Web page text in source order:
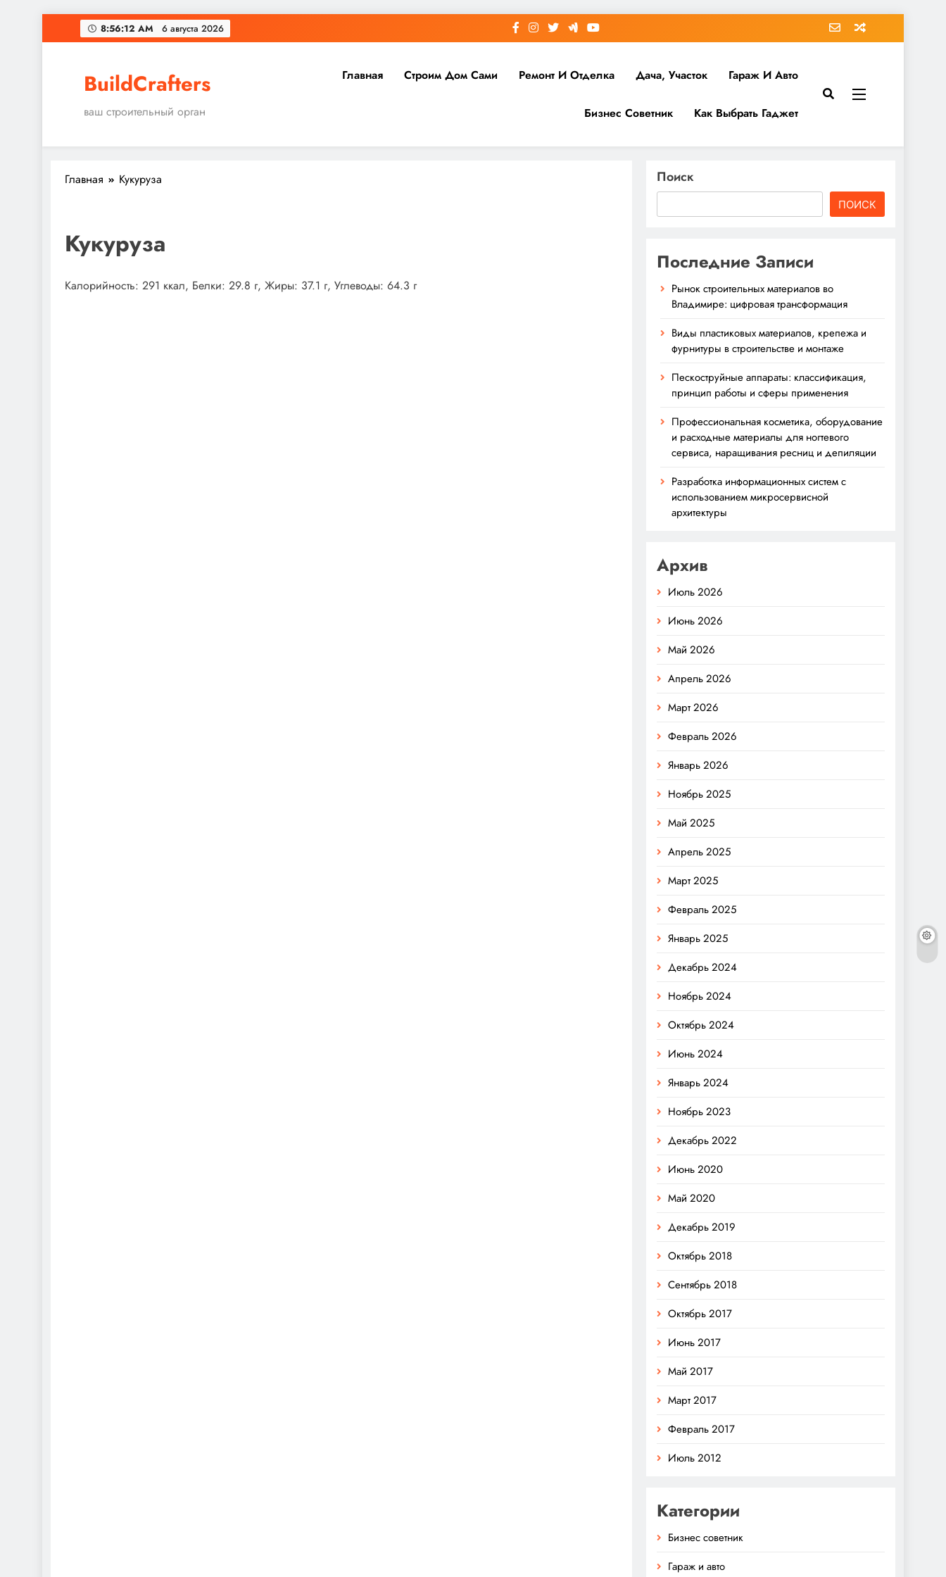
Перейти
к
8:56:13 AM 6 августа 2026
BuildCrafters
ваш строительный орган
Главная Строим Дом Сами Ремонт И Отделка Дача, Участок Гараж И Авто
Бизнес Советник Как Выбрать Гаджет
Главная Кукуруза
Кукуруза
Калорийность: 291 ккал, Белки: 29.8 г, Жиры: 37.1 г, Углеводы: 64.3 г
Поиск
ПОИСК
Последние Записи
Рынок строительных материалов во
Владимире: цифровая трансформация
Виды пластиковых материалов, крепежа и
фурнитуры в строительстве и монтаже
Пескоструйные аппараты: классификация,
принцип работы и сферы применения
Профессиональная косметика, оборудование
и расходные материалы для ногтевого
сервиса, наращивания ресниц и депиляции
Разработка информационных систем с
использованием микросервисной
архитектуры
Архив
Июль 2026
Июнь 2026
Май 2026
Апрель 2026
Март 2026
Февраль 2026
Январь 2026
Ноябрь 2025
Май 2025
Апрель 2025
Март 2025
Февраль 2025
Январь 2025
Декабрь 2024
Ноябрь 2024
Октябрь 2024
Июнь 2024
Январь 2024
Ноябрь 2023
Декабрь 2022
Июнь 2020
Май 2020
Декабрь 2019
Октябрь 2018
Сентябрь 2018
Октябрь 2017
Июнь 2017
Май 2017
Март 2017
Февраль 2017
Июль 2012
Категории
Бизнес советник
Гараж и авто